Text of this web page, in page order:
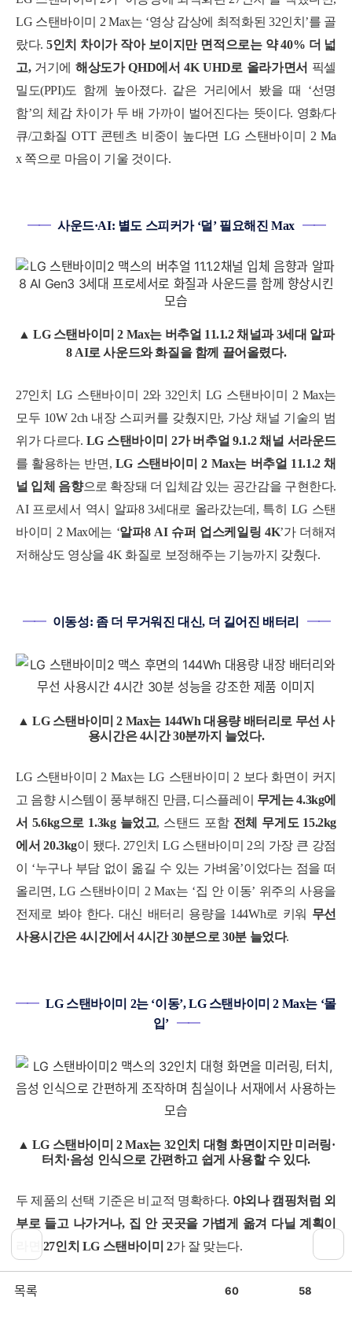
LG 스탠바이미 2 Max는 ‘영상 감상에 최적화된 32인치’를 골
랐다.5인치 차이가 작아 보이지만 면적으로는 약 40% 더 넓
고, 거기에 해상도가 QHD에서 4K UHD로 올라가면서 픽셀
밀도(PPI)도 함께 높아졌다. 같은 거리에서 봤을 때 ‘선명
함’의 체감 차이가 두 배 가까이 벌어진다는 뜻이다. 영화/다
큐/고화질 OTT 콘텐츠 비중이 높다면 LG 스탠바이미 2 Ma
x쪽으로 마음이 기울 것이다.
━━ 사운드·AI: 별도 스피커가 ‘덜’ 필요해진 Max ━━
▲ LG 스탠바이미 2 Max는 버추얼 11.1.2 채널과 3세대 알파
8 AI로 사운드와 화질을 함께 끌어올렸다.
27인치 LG 스탠바이미 2와 32인치 LG 스탠바이미 2 Max는
모두 10W 2ch 내장 스피커를 갖췄지만, 가상 채널 기술의 범
위가 다르다. LG 스탠바이미 2가 버추얼 9.1.2 채널 서라운드
를 활용하는 반면, LG 스탠바이미 2 Max는 버추얼 11.1.2 채
널 입체 음향으로 확장돼 더 입체감 있는 공간감을 구현한다.
AI 프로세서 역시 알파8 3세대로 올라갔는데, 특히 LG 스탠
바이미 2 Max에는 ‘알파8 AI 슈퍼 업스케일링 4K’가 더해져
저해상도 영상을 4K 화질로 보정해주는 기능까지 갖췄다.
━━ 이동성: 좀 더 무거워진 대신, 더 길어진 배터리 ━━
▲ LG 스탠바이미 2 Max는 144Wh 대용량 배터리로 무선 사
용시간은 4시간 30분까지 늘었다.
LG 스탠바이미 2 Max는 LG 스탠바이미 2 보다 화면이 커지
고 음향 시스템이 풍부해진 만큼, 디스플레이 무게는 4.3kg에
서 5.6kg으로 1.3kg 늘었고, 스탠드 포함 전체 무게도 15.2kg
에서 20.3kg이 됐다. 27인치 LG 스탠바이미 2의 가장 큰 강점
이 ‘누구나 부담 없이 옮길 수 있는 가벼움’이었다는 점을 떠
올리면, LG 스탠바이미 2 Max는 ‘집 안 이동’ 위주의 사용을
전제로 봐야 한다. 대신 배터리 용량을 144Wh로 키워 무선
사용시간은 4시간에서 4시간 30분으로 30분 늘었다.
━━ LG 스탠바이미 2는 ‘이동’, LG 스탠바이미 2 Max는 ‘몰
입’ ━━
▲ LG 스탠바이미 2 Max는 32인치 대형 화면이지만 미러링·
터치·음성 인식으로 간편하고 쉽게 사용할 수 있다.
두 제품의 선택 기준은 비교적 명확하다. 야외나 캠핑처럼 외
부로 들고 나가거나, 집 안 곳곳을 가볍게 옮겨 다닐 계획이
라면 27인치 LG 스탠바이미 2가 잘 맞는다.
반대로
침실이나 서재 같은 ‘내 공간’에서 영화나 OTT를 본
목록 60 58